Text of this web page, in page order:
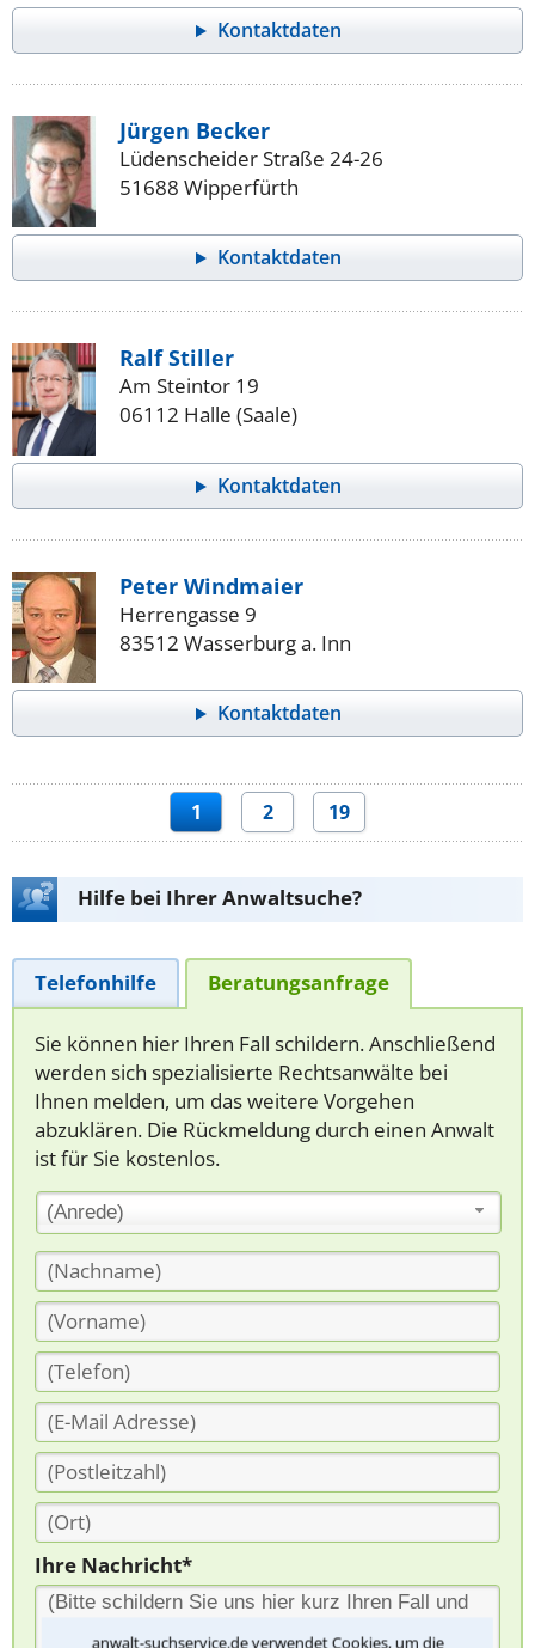
anwalt-suchservice.de verwendet Cookies, um die
Kontaktdaten
Jürgen Becker
Lüdenscheider Straße 24-26
51688 Wipperfürth
Kontaktdaten
Ralf Stiller
Am Steintor 19
06112 Halle (Saale)
Kontaktdaten
Peter Windmaier
Herrengasse 9
83512 Wasserburg a. Inn
Kontaktdaten
1 2 19
Hilfe bei Ihrer Anwaltsuche?
Telefonhilfe Beratungsanfrage
Sie können hier Ihren Fall schildern. Anschließend
werden sich spezialisierte Rechtsanwälte bei
Ihnen melden, um das weitere Vorgehen
abzuklären. Die Rückmeldung durch einen Anwalt
ist für Sie kostenlos.
(Anrede)
Ihre Nachricht*